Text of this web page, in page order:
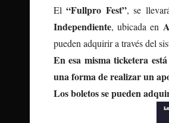
El“Fullpro Fest”, se
Independiente, ubicada en
pueden adquirir a través del
En esa misma ticketera
una forma de realizar un
Los boletos se pueden